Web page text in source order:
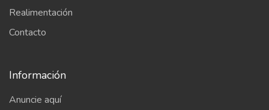
Realimentación
Contacto
Información
Anuncie aquí